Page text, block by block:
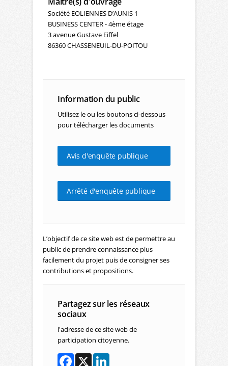
Société EOLIENNES D’AUNIS 1
BUSINESS CENTER - 4ème étage
3 avenue Gustave Eiffel
86360 CHASSENEUIL-DU-POITOU
Information du public
Utilisez le ou les boutons ci-dessous
pour télécharger les documents
Avis d'enquête publique
Arrêté d'enquête publique
L’objectif de ce site web est de permettre au
public de prendre connaissance plus
facilement du projet puis de consigner ses
contributions et propositions.
Partagez sur les réseaux
sociaux
l'adresse de ce site web de
participation citoyenne.